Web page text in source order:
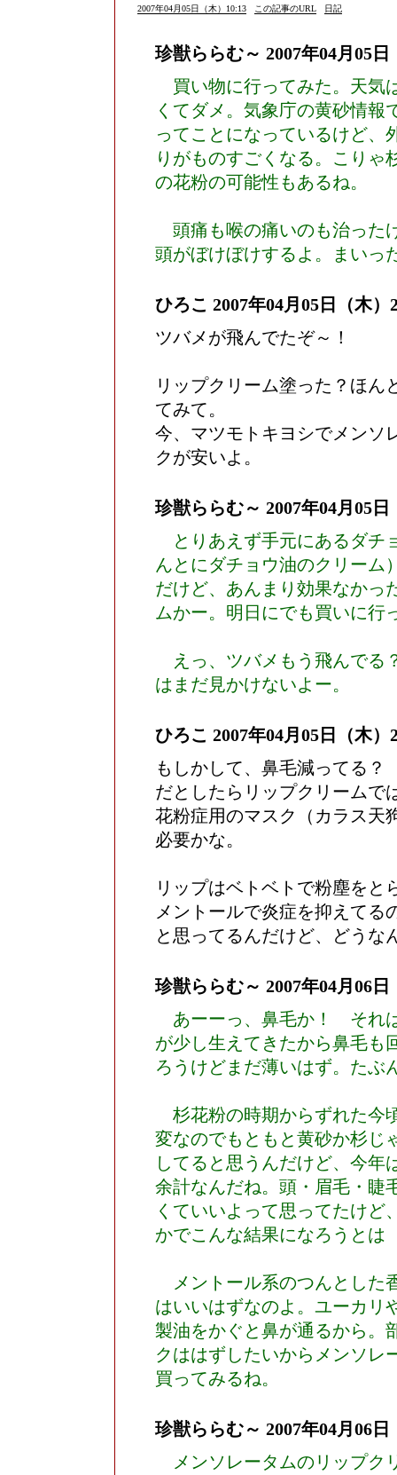
2007年04月05日（木）10:13 この記事のURL 日記
珍獣ららむ～ 2007年04月05
買い物に行ってみた。天気
くてダメ。気象庁の黄砂情報
ってことになっているけど、
りがものすごくなる。こりゃ
の花粉の可能性もあるね。
頭痛も喉の痛いのも治った
頭がぼけぼけするよ。まいっ
ひろこ 2007年04月05日（木）
ツバメが飛んでたぞ～！
リップクリーム塗った？ほん
てみて。
今、マツモトキヨシでメンソ
クが安いよ。
珍獣ららむ～ 2007年04月05
とりあえず手元にあるダチ
んとにダチョウ油のクリーム
だけど、あんまり効果なかっ
ムかー。明日にでも買いに行
えっ、ツバメもう飛んでる
はまだ見かけないよー。
ひろこ 2007年04月05日（木）
もしかして、鼻毛減ってる？
だとしたらリップクリームで
花粉症用のマスク（カラス天
必要かな。
リップはベトベトで粉塵をと
メントールで炎症を抑えてる
と思ってるんだけど、どうな
珍獣ららむ～ 2007年04月06
あーーっ、鼻毛か！ それ
が少し生えてきたから鼻毛も
ろうけどまだ薄いはず。たぶ
杉花粉の時期からずれた今
変なのでもともと黄砂か杉じ
してると思うんだけど、今年
余計なんだね。頭・眉毛・睫
くていいよって思ってたけど
かでこんな結果になろうとは
メントール系のつんとした
はいいはずなのよ。ユーカリ
製油をかぐと鼻が通るから。
クははずしたいからメンソレ
買ってみるね。
珍獣ららむ～ 2007年04月06
メンソレータムのリップク